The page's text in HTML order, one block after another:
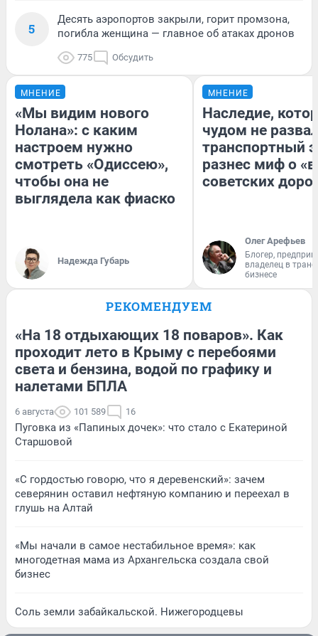
5
Десять аэропортов закрыли, горит промзона,
погибла женщина — главное об атаках дронов
775 Обсудить
МНЕНИЕ
«Мы видим нового
Нолана»: с каким
настроем нужно
смотреть «Одиссею»,
чтобы она не
выглядела как фиаско
Надежда Губарь
МНЕНИЕ
Наследие,
чудом не
транспортный
разнес миф о
советских
Олег Арефьев
Блогер,
владелец в
бизнесе
РЕКОМЕНДУЕМ
«На 18 отдыхающих 18 поваров». Как
проходит лето в Крыму с перебоями
света и бензина, водой по графику и
налетами БПЛА
6 августа 101 589 16
Пуговка из «Папиных дочек»: что стало с Екатериной
Старшовой
«С гордостью говорю, что я деревенский»: зачем
северянин оставил нефтяную компанию и переехал в
глушь на Алтай
«Мы начали в самое нестабильное время»: как
многодетная мама из Архангельска создала свой
бизнес
Соль земли забайкальской. Нижегородцевы